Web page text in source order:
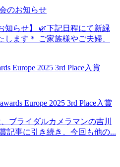
のお知らせ
知らせ】 🌿下記日程にて新緑
します＊ ご家族様やご夫婦、
Europe 2025 3rd Place入賞
ブライダルカメラマンの吉川
記事に引き続き、今回も他の...